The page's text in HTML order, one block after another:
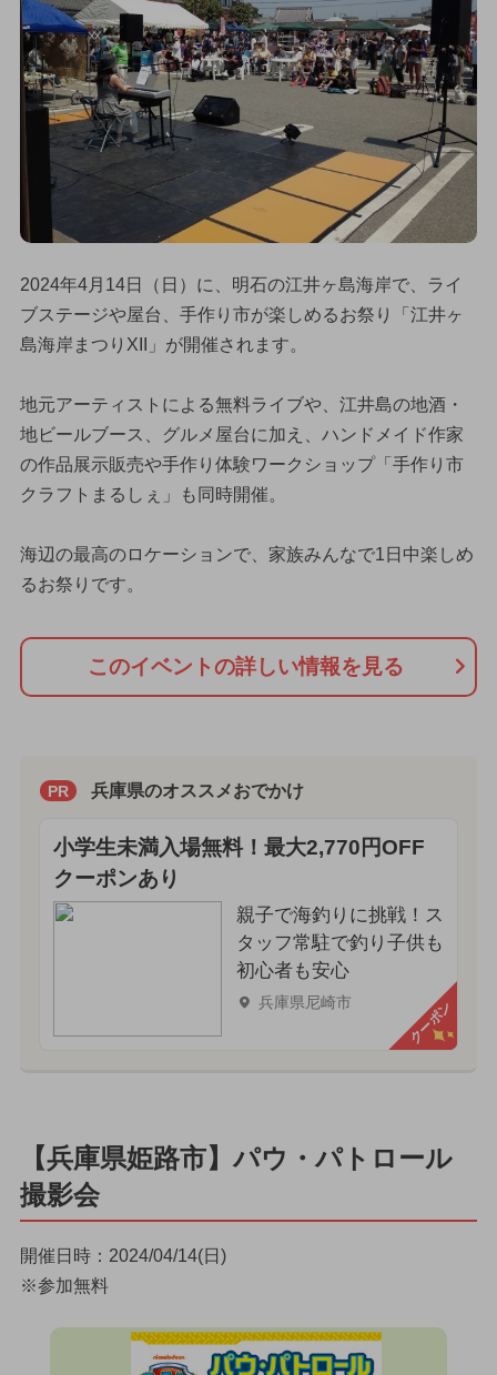
2024年4月14日（日）に、明石の江井ヶ島海岸で、ライ
ブステージや屋台、手作り市が楽しめるお祭り「江井ヶ
島海岸まつりXII」が開催されます。
地元アーティストによる無料ライブや、江井島の地酒・
地ビールブース、グルメ屋台に加え、ハンドメイド作家
の作品展示販売や手作り体験ワークショップ「手作り市
クラフトまるしぇ」も同時開催。
海辺の最高のロケーションで、家族みんなで1日中楽しめ
るお祭りです。
このイベントの詳しい情報を見る
PR 兵庫県のオススメおでかけ
小学生未満入場無料！最大2,770円OFF
クーポンあり
親子で海釣りに挑戦！ス
タッフ常駐で釣り子供も
初心者も安心
兵庫県尼崎市 クーポン
【兵庫県姫路市】パウ・パトロール
撮影会
開催日時：2024/04/14(日)
※参加無料